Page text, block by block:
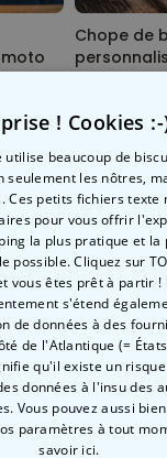
Chope de
Chope de
visages et
24,99 €
! Cookies :-
utilise beaucoup de
seulement les nôtres,
Ces petits fichiers texte
pour vous offrir
la plus pratique et la
possible. Cliquez sur
vous êtes prêt à partir !
s'étend
de données à des
de l'Atlantique (=
qu'il existe un
données à l'insu des
Vous pouvez aussi
paramètres à tout
savoir ici.